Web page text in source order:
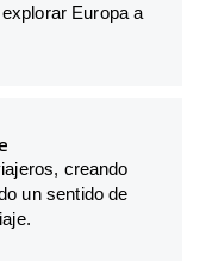
Europa a
creando
un sentido de